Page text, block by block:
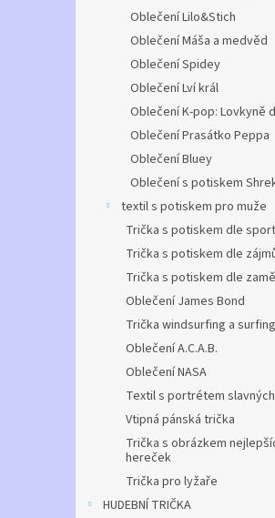
Oblečení Lilo&Stich
Oblečení Máša a medvěd
Oblečení Spidey
Oblečení Lví král
Oblečení K-pop: Lovkyně
Oblečení Prasátko Peppa
Oblečení Bluey
Oblečení s potiskem
textil s potiskem pro muže
Trička s potiskem dle
Trička s potiskem dle
Trička s potiskem dle
Oblečení James Bond
Trička windsurfing a surfing
Oblečení A.C.A.B.
Oblečení NASA
Textil s portrétem
Vtipná pánská trička
Trička s obrázkem
hereček
Trička pro lyžaře
HUDEBNÍ TRIČKA